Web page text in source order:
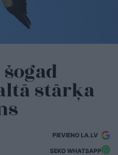
stārķa
PIEVIENO LA.LV
SEKO WHATSAPP